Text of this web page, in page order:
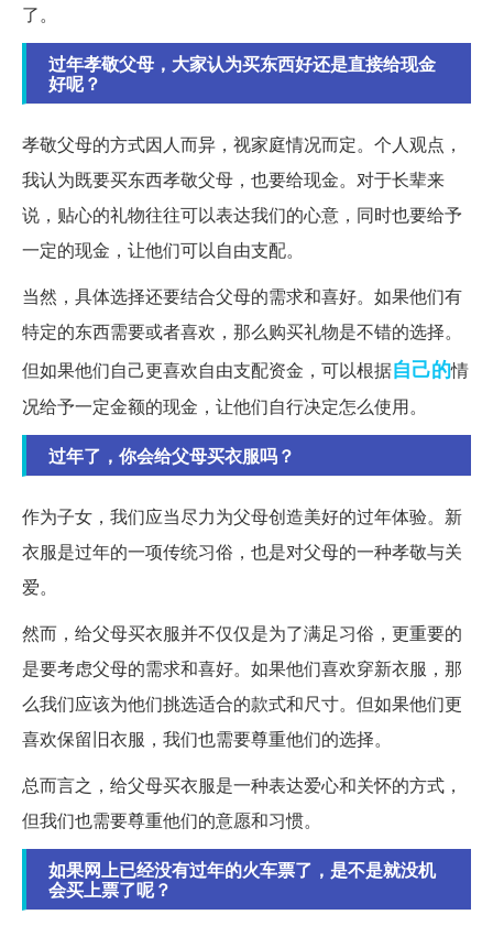
了。
过年孝敬父母，大家认为买东西好还是直接给现金
好呢？
孝敬父母的方式因人而异，视家庭情况而定。个人观点，
我认为既要买东西孝敬父母，也要给现金。对于长辈来
说，贴心的礼物往往可以表达我们的心意，同时也要给予
一定的现金，让他们可以自由支配。
当然，具体选择还要结合父母的需求和喜好。如果他们有
特定的东西需要或者喜欢，那么购买礼物是不错的选择。
但如果他们自己更喜欢自由支配资金，可以根据自己的情
况给予一定金额的现金，让他们自行决定怎么使用。
过年了，你会给父母买衣服吗？
作为子女，我们应当尽力为父母创造美好的过年体验。新
衣服是过年的一项传统习俗，也是对父母的一种孝敬与关
爱。
然而，给父母买衣服并不仅仅是为了满足习俗，更重要的
是要考虑父母的需求和喜好。如果他们喜欢穿新衣服，那
么我们应该为他们挑选适合的款式和尺寸。但如果他们更
喜欢保留旧衣服，我们也需要尊重他们的选择。
总而言之，给父母买衣服是一种表达爱心和关怀的方式，
但我们也需要尊重他们的意愿和习惯。
如果网上已经没有过年的火车票了，是不是就没机
会买上票了呢？